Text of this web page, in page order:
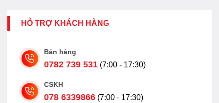
HỖ TRỢ KHÁCH HÀNG
Bán hàng
0782 739 531 (7:00 - 17:30)
CSKH
078 6339866 (7:00 - 17:30)